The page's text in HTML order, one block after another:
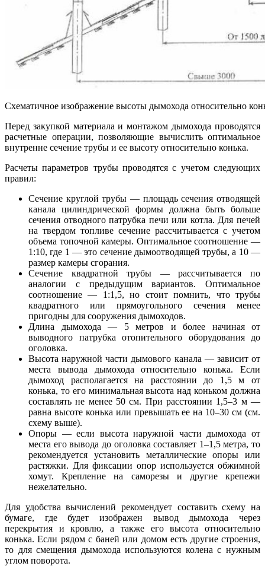
Схематичное изображение высоты дымохода относительно
Перед закупкой материала и монтажом дымохода проводятся
расчетные операции, позволяющие вычислить оптимальное
внутренне сечение трубы и ее высоту относительно конька.
Расчеты параметров трубы проводятся с учетом следующих
правил:
Сечение круглой трубы — площадь сечения отводящей
канала цилиндрической формы должна быть больше
сечения отводного патрубка печи или котла. Для печей
на твердом топливе сечение рассчитывается с учетом
объема топочной камеры. Оптимальное соотношение —
1:10, где 1 — это сечение дымоотводящей трубы, а 10 —
размер камеры сгорания.
Сечение квадратной трубы — рассчитывается по
аналогии с предыдущим вариантов. Оптимальное
соотношение — 1:1,5, но стоит помнить, что трубы
квадратного или прямоугольного сечения менее
пригодны для сооружения дымоходов.
Длина дымохода — 5 метров и более начиная от
выводного патрубка отопительного оборудования до
оголовка.
Высота наружной части дымового канала — зависит от
места вывода дымохода относительно конька. Если
дымоход располагается на расстоянии до 1,5 м от
конька, то его минимальная высота над коньком должна
составлять не менее 50 см. При расстоянии 1,5–3 м —
равна высоте конька или превышать ее на 10–30 см (см.
схему выше).
Опоры — если высота наружной части дымохода от
места его вывода до оголовка составляет 1–1,5 метра, то
рекомендуется установить металлические опоры или
растяжки. Для фиксации опор используется обжимной
хомут. Крепление на саморезы и другие крепежи
нежелательно.
Для удобства вычислений рекомендует составить схему на
бумаге, где будет изображен вывод дымохода через
перекрытия и кровлю, а также его высота относительно
конька. Если рядом с баней или домом есть другие строения,
то для смещения дымохода используются колена с нужным
углом поворота.